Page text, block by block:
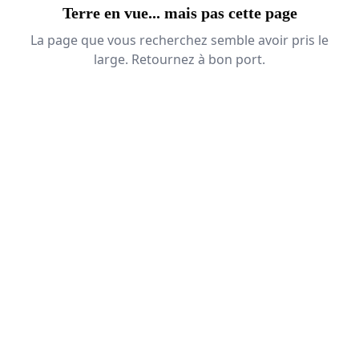
Terre en vue... mais pas cette page
La page que vous recherchez semble avoir pris le
large. Retournez à bon port.